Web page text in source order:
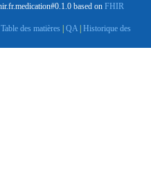
based on FHIR
Table des matières | QA | Historique des